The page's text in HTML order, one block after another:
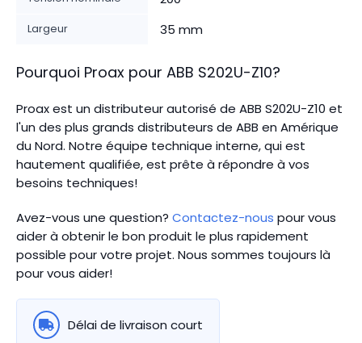
Largeur 35 mm
Pourquoi Proax pour ABB S202U-Z10?
Proax est un distributeur autorisé de ABB S202U-Z10 et
l'un des plus grands distributeurs de ABB en Amérique
du Nord. Notre équipe technique interne, qui est
hautement qualifiée, est prête à répondre à vos
besoins techniques!
Avez-vous une question? Contactez-nous pour vous
aider à obtenir le bon produit le plus rapidement
possible pour votre projet. Nous sommes toujours là
pour vous aider!
Délai de livraison court